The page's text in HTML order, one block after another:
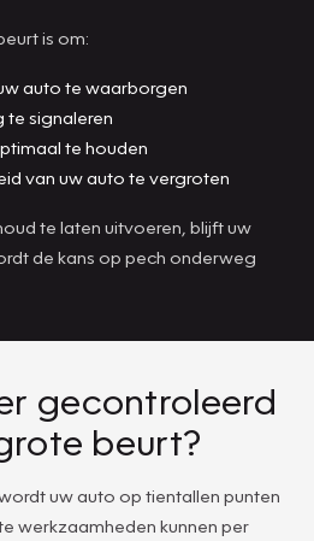
is om:
auto te waarborgen
te signaleren
te houden
van uw auto te vergroten
te laten uitvoeren, blijft uw
de kans op pech onderweg
gecontroleerd
beurt?
uw auto op tientallen punten
werkzaamheden kunnen per